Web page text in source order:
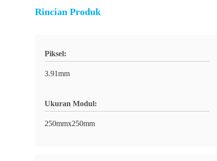
Rincian Produk
Piksel:
3.91mm
Ukuran Modul:
250mmx250mm